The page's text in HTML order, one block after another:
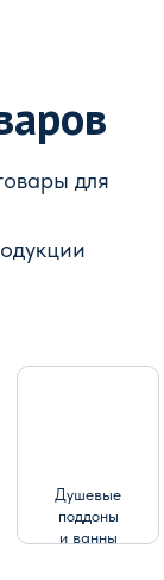
для
Душевые
поддоны
и ванны